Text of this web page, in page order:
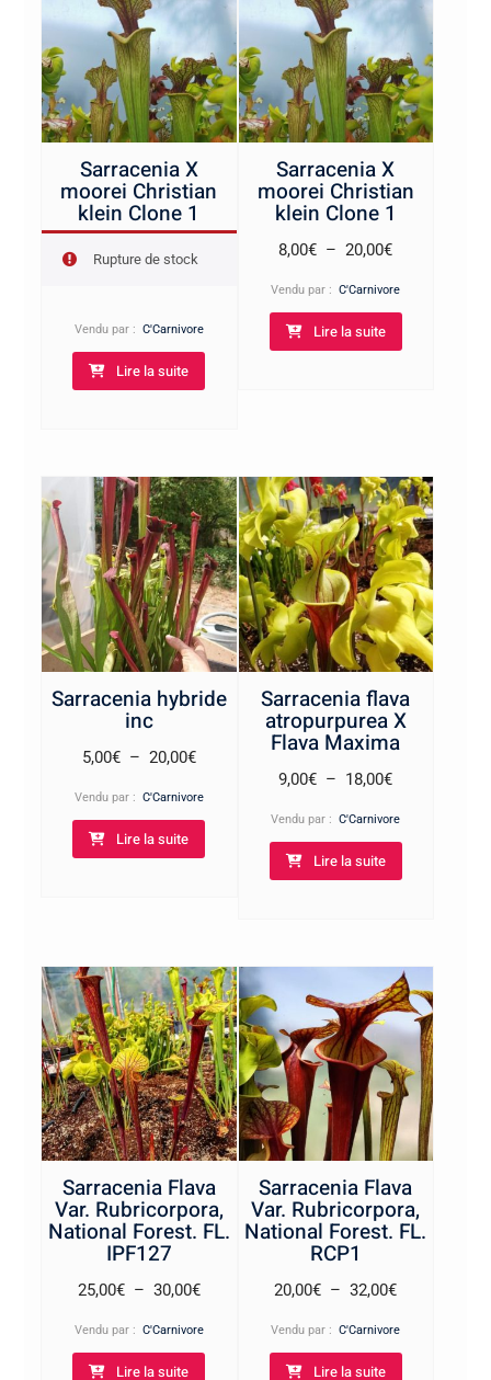
Sarracenia X
moorei Christian
klein Clone 1
Rupture de stock
Vendu par : C'Carnivore
Lire la suite
Sarracenia X
moorei Christian
klein Clone 1
8,00€ – 20,00€Plage
Vendu par :C'Carnivore
Lire la suite
Sarracenia hybride
inc
5,00€ – 20,00€Plage
Vendu par : C'Carnivore
Lire la suite
Sarracenia flava
atropurpurea X
Flava Maxima
9,00€ – 18,00€Plage
Vendu par :C'Carnivore
Lire la suite
Sarracenia Flava
Var. Rubricorpora,
National Forest. FL.
IPF127
25,00€ – 30,00€Plage
Vendu par : C'Carnivore
Lire la suite
Sarracenia Flava
Var. Rubricorpora,
National Forest. FL.
RCP1
20,00€ – 32,00€Plage
Vendu par :C'Carnivore
Lire la suite